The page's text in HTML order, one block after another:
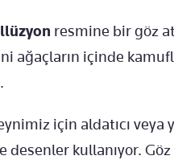
resmine bir göz
ağaçların içinde
için aldatıcı veya
desenler kullanıyor.